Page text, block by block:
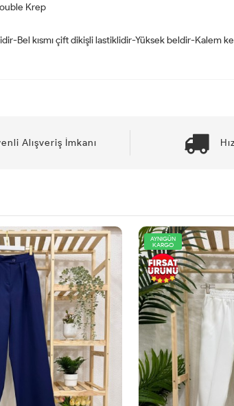
Krep
Bel kısmı çift dikişli lastiklidir-Yüksek beldir-Kalem
Alışveriş İmkanı
AYNIGÜN
KARGO